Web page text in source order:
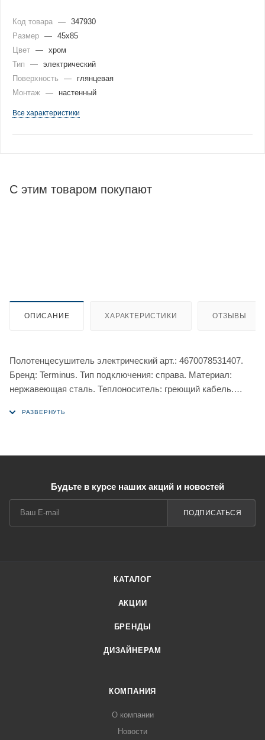
Код товара — 347930
Размер — 45x85
Цвет — хром
Тип
— электрический
Поверхность
—
глянцевая
Монтаж — настенный
Все характеристики
С этим товаром покупают
ОПИСАНИЕ ХАРАКТЕРИСТИКИ ОТЗЫВЫ
Полотенцесушитель электрический арт.: 4670078531407.
Бренд: Terminus. Тип подключения: справа. Материал:
нержавеющая сталь. Теплоноситель: греющий кабель.
Будьте в курсе наших акций и новостей
ПОДПИСАТЬСЯ
КАТАЛОГ
АКЦИИ
БРЕНДЫ
ДИЗАЙНЕРАМ
КОМПАНИЯ
О компании
Новости